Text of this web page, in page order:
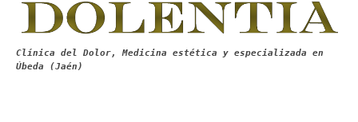
Clínica del Dolor, Medicina estética y especializada en
Úbeda (Jaén)